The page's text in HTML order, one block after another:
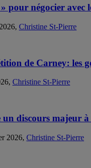
pour négocier avec
Christine St-Pierre
de Carney: les
Christine St-Pierre
discours majeur à
2026, Christine St-Pierre